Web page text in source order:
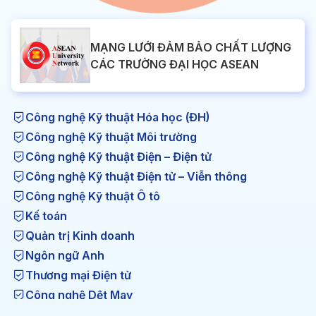
MẠNG LƯỚI ĐẢM BẢO CHẤT LƯỢNG
CÁC TRƯỜNG ĐẠI HỌC ASEAN
Công nghệ Kỹ thuật Hóa học (ĐH)
Công nghệ Kỹ thuật Môi trường
Công nghệ Kỹ thuật Điện – Điện tử
Công nghệ Kỹ thuật Điện tử – Viễn thông
Công nghệ Kỹ thuật Ô tô
Kế toán
Quản trị Kinh doanh
Ngôn ngữ Anh
Thương mại Điện tử
Công nghệ Dệt May